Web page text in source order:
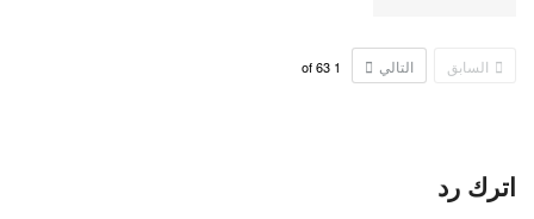
السابق التالي 1
63
اترك رد